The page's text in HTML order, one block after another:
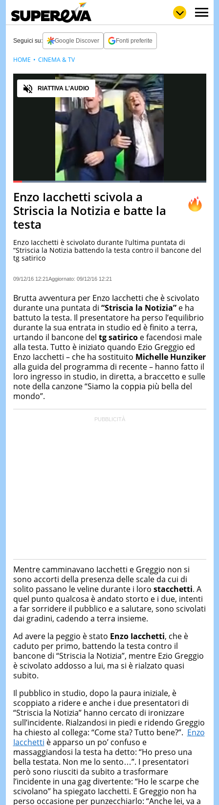
LOLGULP
LOVENEWS
TEST
&
DI
IERI
Seguici su: Google Discover Fonti preferite
Pause Unmute
Loaded:65.85%
Fullscreen
Audio
RIATTIVA L'AUDIO
Enzo Iacchetti scivola a
Striscia la Notizia e batte la
testa
Enzo Iacchetti è scivolato durante l’ultima puntata di
“Striscia la Notizia battendo la testa contro il bancone del
tg satirico
09/12/16 12:21 Aggiornato: 09/12/16 12:21
HOME CINEMA & TV
Brutta avventura per Enzo Iacchetti che è scivolato
durante una puntata di “Striscia la Notizia”e ha
battuto la testa. Il presentatore ha perso l’equilibrio
durante la sua entrata in studio ed è finito a terra,
urtando il bancone del tg satiricoe facendosi male
alla testa. Tutto è iniziato quando Ezio Greggio ed
Enzo Iacchetti – che ha sostituito Michelle Hunziker
alla guida del programma di recente – hanno fatto il
loro ingresso in studio, in diretta, a braccetto e sulle
note della canzone “Siamo la coppia più bella del
mondo”.
Mentre camminavano Iacchetti e Greggio non si
sono accorti della presenza delle scale da cui di
solito passano le veline durante i loro stacchetti. A
quel punto qualcosa è andato storto e i due, intenti
a far sorridere il pubblico e a salutare, sono scivolati
dai gradini, cadendo a terra insieme.
Ad avere la peggio è stato Enzo Iacchetti, che è
caduto per primo, battendo la testa contro il
bancone di “Striscia la Notizia”, mentre Ezio Greggio
è scivolato addosso a lui, ma si è rialzato quasi
subito.
Il pubblico in studio, dopo la paura iniziale, è
scoppiato a ridere e anche i due presentatori di
“Striscia la Notizia” hanno cercato di ironizzare
sull’incidente. Rialzandosi in piedi e ridendo Greggio
ha chiesto al collega: “Come sta? Tutto bene?”. Enzo
Iacchetti è apparso un po’ confuso e
massaggiandosi la testa ha detto: “Ho preso una
bella testata. Non me lo sento…”. I presentatori
però sono riusciti da subito a trasformare
l’incidente in una gag divertente: “Ho le scarpe che
scivolano” ha spiegato Iacchetti. E Greggio non ha
perso occasione per punzecchiarlo: “Anche lei, va a